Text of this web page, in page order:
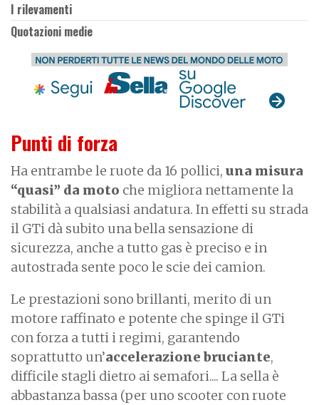
Punti di forza
Ha entrambe le ruote da 16 pollici, una misura
“quasi” da moto che migliora nettamente la
stabilità a qualsiasi andatura. In effetti su strada
il GTi dà subito una bella sensazione di
sicurezza, anche a tutto gas è preciso e in
autostrada sente poco le scie dei camion.
Le prestazioni sono brillanti, merito di un
motore raffinato e potente che spinge il GTi
con forza a tutti i regimi, garantendo
soprattutto un’accelerazione bruciante,
difficile stagli dietro ai semafori.... La sella è
abbastanza bassa (per uno scooter con ruote
I rilevamenti
Quotazioni medie